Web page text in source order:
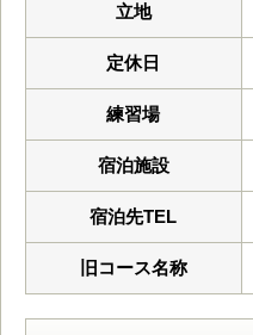
立地
定休日
練習場
宿泊施設
宿泊先TEL
旧コース名称